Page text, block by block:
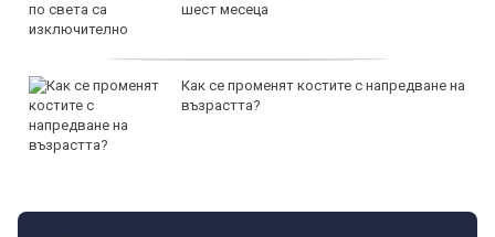
шест месеца
Как се променят костите с напредване на
възрастта?